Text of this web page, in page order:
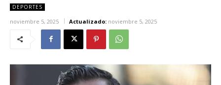
DEPORTES
noviembre 5, 2025 Actualizado: noviembre 5, 2025